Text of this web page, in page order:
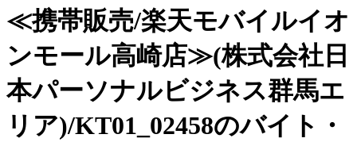
≪携帯販売/楽天モバイルイオ
ンモール高崎店≫(株式会社日
本パーソナルビジネス群馬エ
リア)/KT01_02458のバイト・